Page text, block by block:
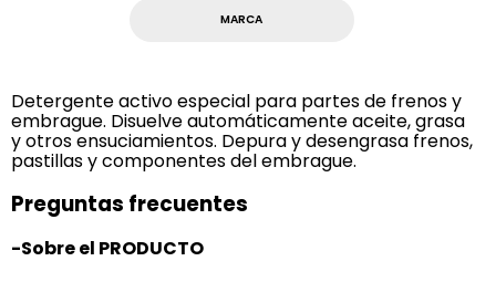
MARCA
Detergente activo especial para partes de frenos y
embrague. Disuelve automáticamente aceite, grasa
y otros ensuciamientos. Depura y desengrasa frenos,
pastillas y componentes del embrague.
Preguntas frecuentes
-Sobre el PRODUCTO